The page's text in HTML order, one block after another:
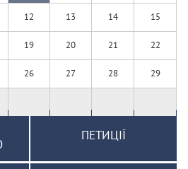
12 13 14 15
19 20 21 22
26 27 28 29
ПЕТИЦІЇ